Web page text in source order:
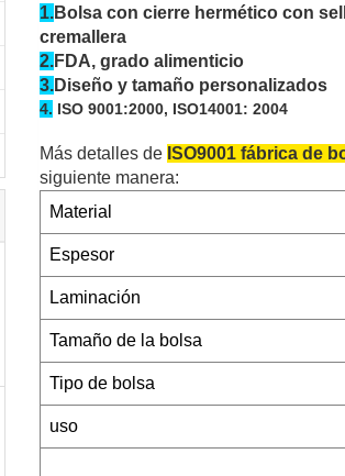
1.Bolsa con cierre hermético con
cremallera
2.FDA, grado alimenticio
3.Diseño y tamaño personalizados
4. ISO 9001:2000, ISO14001: 2004
Más detalles de ISO9001 fábrica de
siguiente manera:
Material
Espesor
Laminación
Tamaño de la bolsa
Tipo de bolsa
uso